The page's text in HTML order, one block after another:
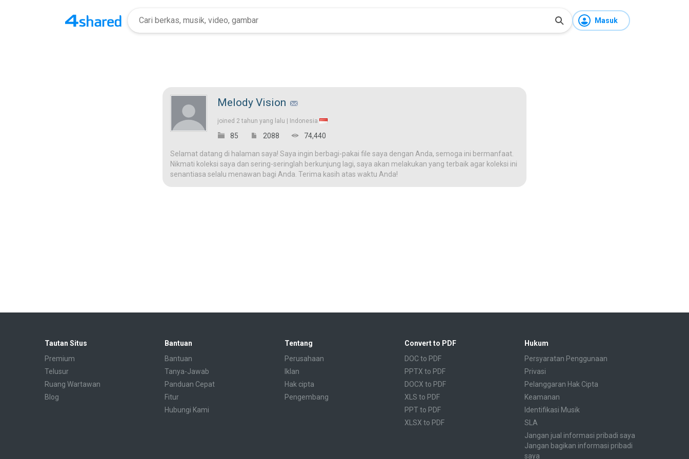
Masuk
Melody Vision
joined 2 tahun yang lalu | Indonesia
85 2088 74,440
Selamat datang di halaman saya! Saya ingin berbagi-pakai file saya dengan Anda, semoga ini bermanfaat.
Nikmati koleksi saya dan sering-seringlah berkunjung lagi, saya akan melakukan yang terbaik agar koleksi ini
senantiasa selalu menawan bagi Anda. Terima kasih atas waktu Anda!
Tautan Situs
Premium
Telusur
Ruang Wartawan
Blog
Bantuan
Bantuan
Tanya-Jawab
Panduan Cepat
Fitur
Hubungi Kami
Tentang
Perusahaan
Iklan
Hak cipta
Pengembang
Convert to PDF
DOC to PDF
PPTX to PDF
DOCX to PDF
XLS to PDF
PPT to PDF
XLSX to PDF
Hukum
Persyaratan Penggunaan
Privasi
Pelanggaran Hak Cipta
Keamanan
Identifikasi Musik
SLA
Jangan jual informasi pribadi saya
Jangan bagikan informasi pribadi
saya